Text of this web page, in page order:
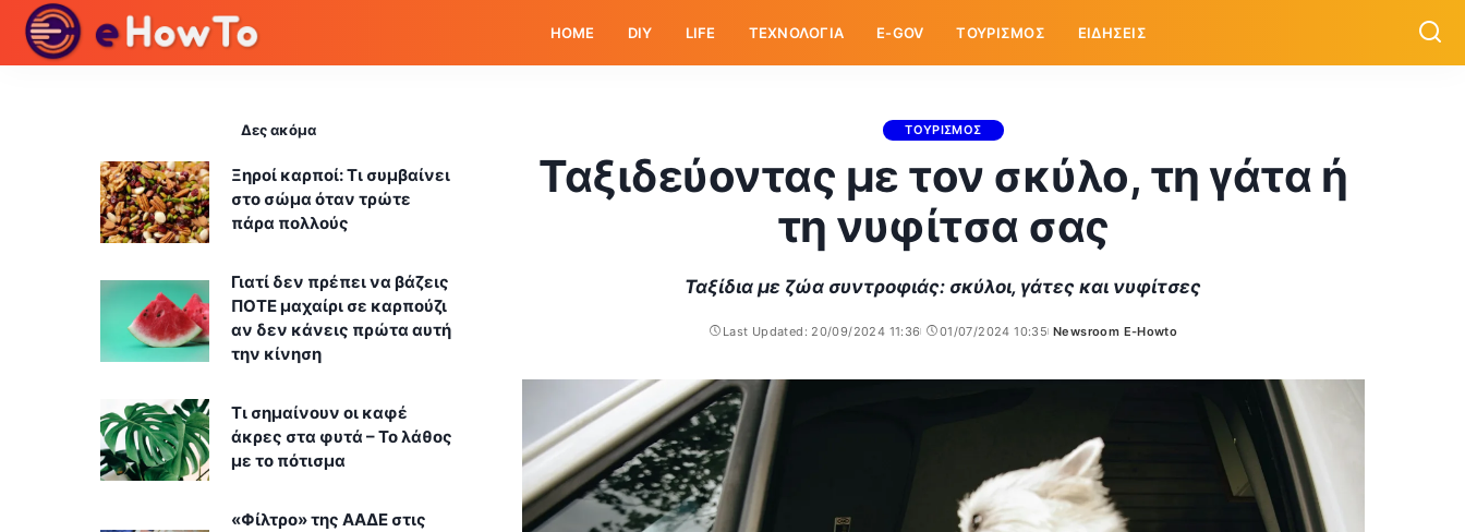
HOME DIY LIFE ΤΕΧΝΟΛΟΓΙΑ E-GOV ΤΟΥΡΙΣΜΟΣ ΕΙΔΗΣΕΙΣ
ΤΟΥΡΙΣΜΟΣ
Ταξιδεύοντας με τον σκύλο, τη γάτα ή
τη νυφίτσα σας
Ταξίδια με ζώα συντροφιάς: σκύλοι, γάτες και νυφίτσες
Last Updated: 20/09/2024 11:36 01/07/2024 10:35
Posted
Newsroom E-Howto
Δες ακόμα
Ξηροί καρποί: Τι συμβαίνει
στο σώμα όταν τρώτε
πάρα πολλούς
Γιατί δεν πρέπει να βάζεις
ΠΟΤΕ μαχαίρι σε καρπούζι
αν δεν κάνεις πρώτα αυτή
την κίνηση
Τι σημαίνουν οι καφέ
άκρες στα φυτά – Το λάθος
με το πότισμα
«Φίλτρο» της ΑΑΔΕ στις